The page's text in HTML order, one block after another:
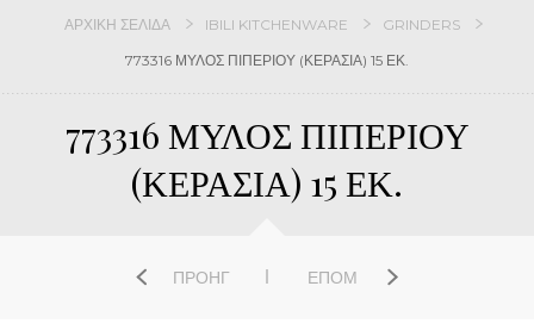
ΑΡΧΙΚΉ ΣΕΛΊΔΑ IBILI KITCHENWARE
GRINDERS
773316 ΜΥΛΟΣ ΠΙΠΕΡΙΟΥ (ΚΕΡΑΣΙΑ) 15 ΕΚ.
773316 ΜΥΛΟΣ ΠΙΠΕΡΙΟΥ
(ΚΕΡΑΣΙΑ) 15 ΕΚ.
ΠΡΟΗΓ ΕΠΌΜ